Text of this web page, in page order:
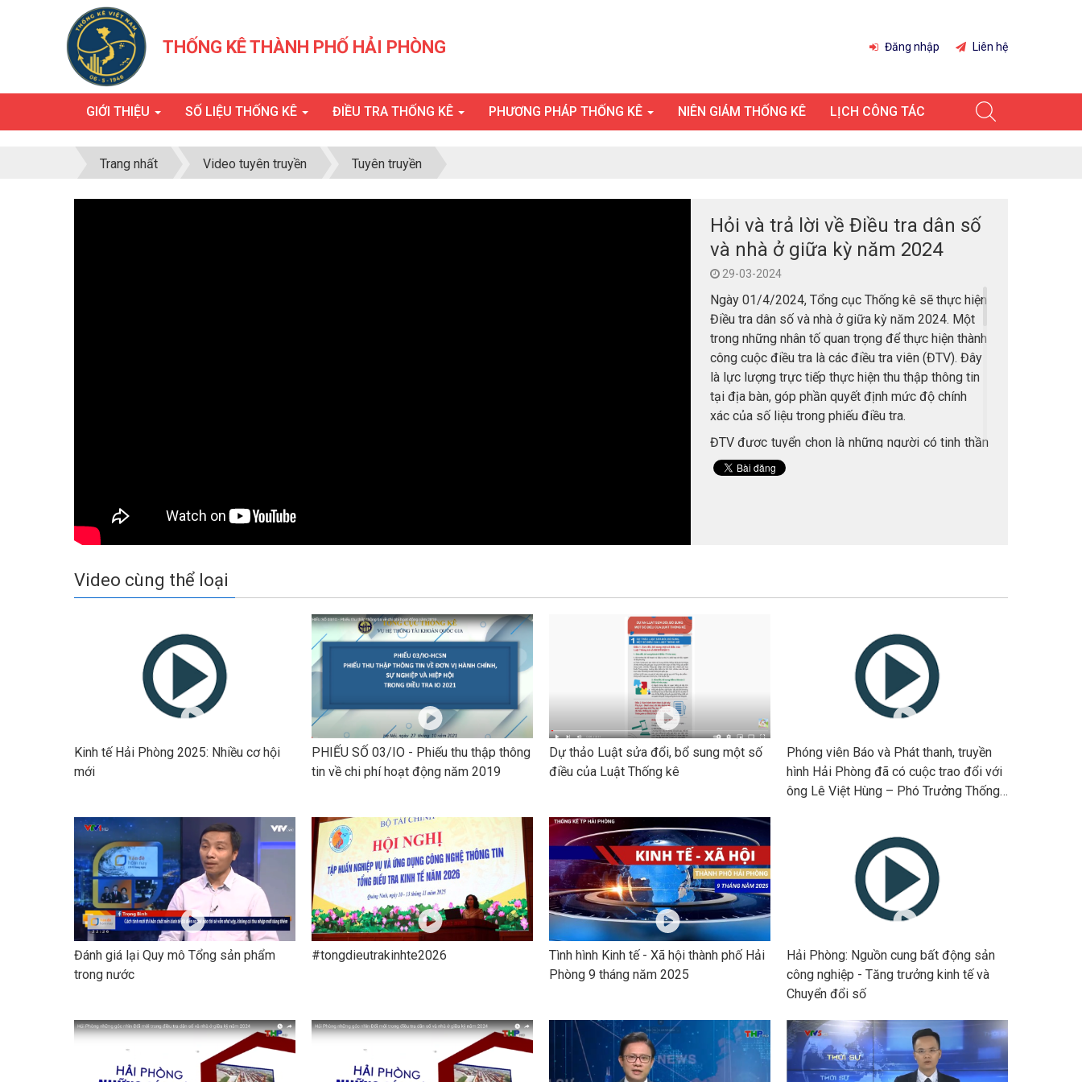
THỐNG KÊ THÀNH PHỐ HẢI PHÒNG Đăng nhập Liên hệ
GIỚI THIỆU SỐ LIỆU THỐNG KÊ ĐIỀU TRA THỐNG KÊ PHƯƠNG PHÁP THỐNG KÊ NIÊN GIÁM THỐNG KÊ LỊCH CÔNG TÁC
Trang nhất Video tuyên truyền Tuyên truyền
Hỏi và trả lời về Điều tra dân số
và nhà ở giữa kỳ năm 2024
29-03-2024
Ngày 01/4/2024, Tổng cục Thống kê sẽ thực hiện
Điều tra dân số và nhà ở giữa kỳ năm 2024. Một
trong những nhân tố quan trọng để thực hiện thành
công cuộc điều tra là các điều tra viên (ĐTV). Đây
là lực lượng trực tiếp thực hiện thu thập thông tin
tại địa bàn, góp phần quyết định mức độ chính
xác của số liệu trong phiếu điều tra.
ĐTV được tuyển chọn là những người có tinh thần
trách nhiệm cao, có trình độ học vấn từ trung học
phổ thông trở lên (những nơi khó khăn, có thể lấy
nên sử dụng cán bộ đang quản lý tài liệu đăng ký
chuyên trách công tác dân số và kế hoạch hoá gia
đình làm ĐTV. Trong trường hợp đặc thù phải
tuyển chọn ĐTV từ nơi khác đến, các Cục Thống
kê địa phương thuê người sở tại thông thạo địa
bàn để dẫn đường giúp ĐTV tiếp cận các hộ điều
tra. Tại các địa bàn vùng cao, vùng sâu, vùng xa có
người dân tộc không nói được tiếng phổ thông thì
thuê người dẫn đường kiêm phiên dịch để giúp
ĐTV. Trung bình 01 ĐTV sẽ thực hiện thu thập
dân số và nhà ở giữa kỳ năm 2024 trên phạm vi
cả nước bắt đầu từ ngày 01-4-2024 Hỏi và trả lời
về Điều tra dân số và nhà ở giữa kỳ năm 2024
#Dieutradansovanhaogiuaky2024
#DSGK2024
#Dieutrathongke
#thuviengiadinh
Video cùng thể loại
Kinh tế Hải Phòng 2025: Nhiều cơ hội
mới
PHIẾU SỐ 03/IO - Phiếu thu thập thông
tin về chi phí hoạt động năm 2019
Dự thảo Luật sửa đổi, bổ sung một số
điều của Luật Thống kê
Phóng viên Báo và Phát thanh, truyền
hình Hải Phòng đã có cuộc trao đổi với
ông Lê Việt Hùng – Phó Trưởng Thống
Đánh giá lại Quy mô Tổng sản phẩm
trong nước
#tongdieutrakinhte2026
Tình hình Kinh tế - Xã hội thành phố Hải
Phòng 9 tháng năm 2025
Hải Phòng: Nguồn cung bất động sản
công nghiệp - Tăng trưởng kinh tế và
Chuyển đổi số